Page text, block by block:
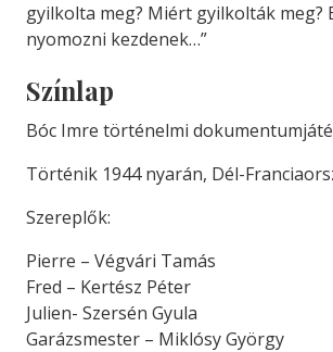
gyilkolta meg? Miért gyilkolták meg?
nyomozni kezdenek…”
Színlap
Bóc Imre történelmi
Történik 1944 nyarán, Dél-
Szereplők:
Pierre – Végvári Tamás
Fred – Kertész Péter
Julien- Szersén Gyula
Garázsmester – Miklósy György